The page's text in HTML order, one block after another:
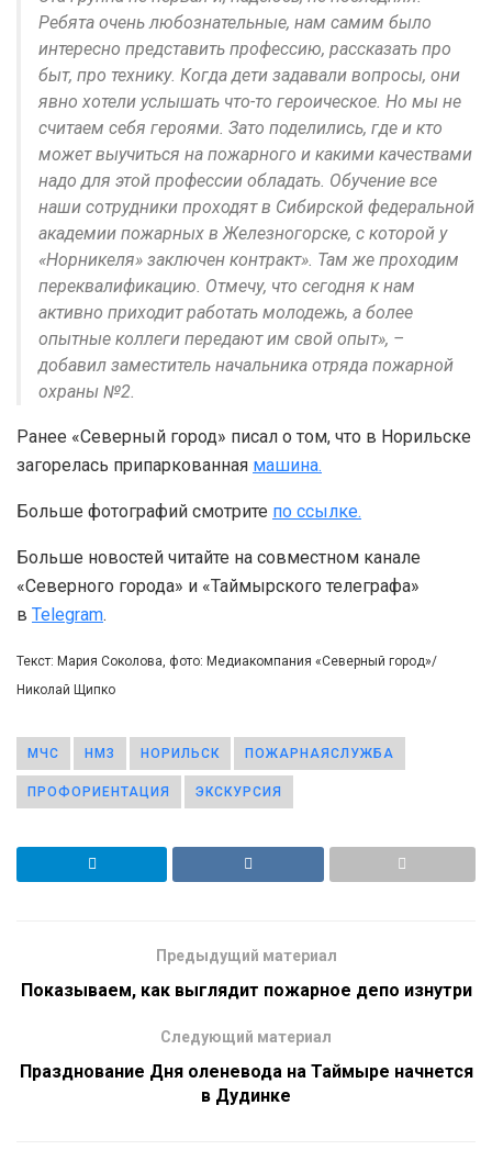
Ребята очень любознательные, нам самим было
интересно представить профессию, рассказать про
быт, про технику. Когда дети задавали вопросы, они
явно хотели услышать что-то героическое. Но мы не
считаем себя героями. Зато поделились, где и кто
может выучиться на пожарного и какими качествами
надо для этой профессии обладать. Обучение все
наши сотрудники проходят в Сибирской федеральной
академии пожарных в Железногорске, с которой у
«Норникеля» заключен контракт». Там же проходим
переквалификацию. Отмечу, что сегодня к нам
активно приходит работать молодежь, а более
опытные коллеги передают им свой опыт», –
добавил заместитель начальника отряда пожарной
охраны №2.
Ранее «Северный город» писал о том, что в Норильске
загорелась припаркованная машина.
Больше фотографий смотрите по ссылке.
Больше новостей читайте на совместном канале
«Северного города» и «Таймырского телеграфа»
в Telegram.
Текст: Мария Соколова, фото: Медиакомпания «Северный город»/
Николай Щипко
МЧС НМЗ НОРИЛЬСК ПОЖАРНАЯСЛУЖБА
ПРОФОРИЕНТАЦИЯ ЭКСКУРСИЯ
Предыдущий материал
Показываем, как выглядит пожарное депо изнутри
Следующий материал
Празднование Дня оленевода на Таймыре начнется
в Дудинке